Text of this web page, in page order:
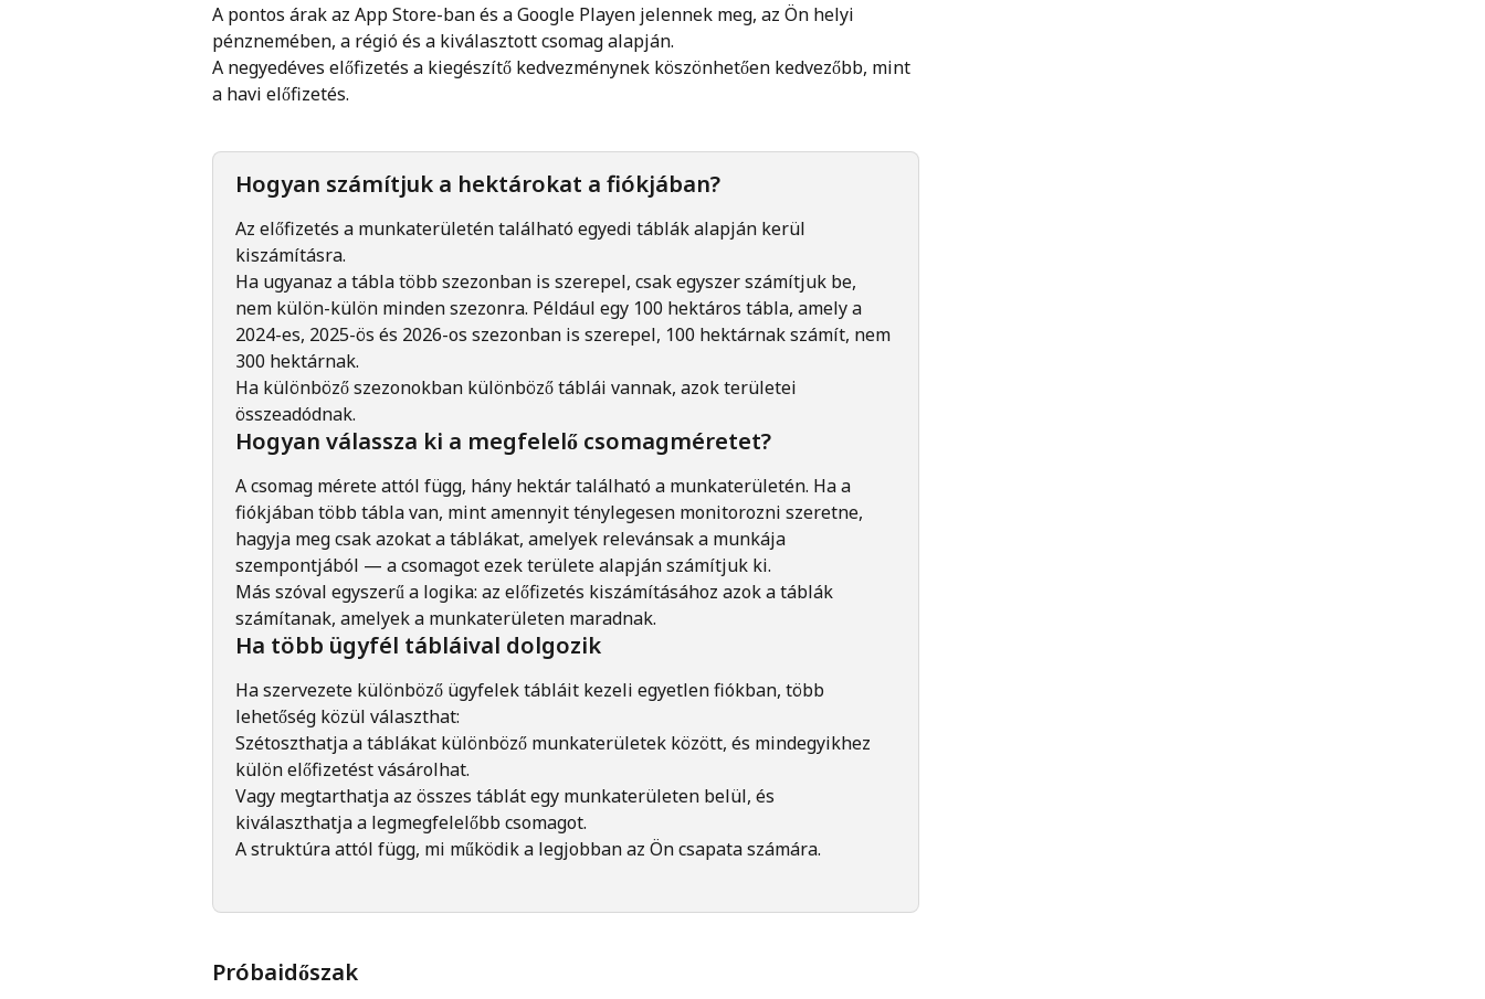
A pontos árak az App Store-ban és a Google Playen jelennek meg, az Ön helyi
pénznemében, a régió és a kiválasztott csomag alapján.
A negyedéves előfizetés a kiegészítő kedvezménynek köszönhetően kedvezőbb, mint
a havi előfizetés.
Hogyan számítjuk a hektárokat a fiókjában?
Az előfizetés a munkaterületén található egyedi táblák alapján kerül
kiszámításra.
Ha ugyanaz a tábla több szezonban is szerepel, csak egyszer számítjuk be,
nem külön-külön minden szezonra. Például egy 100 hektáros tábla, amely a
2024-es, 2025-ös és 2026-os szezonban is szerepel, 100 hektárnak számít, nem
300 hektárnak.
Ha különböző szezonokban különböző táblái vannak, azok területei
összeadódnak.
Hogyan válassza ki a megfelelő csomagméretet?
A csomag mérete attól függ, hány hektár található a munkaterületén. Ha a
fiókjában több tábla van, mint amennyit ténylegesen monitorozni szeretne,
hagyja meg csak azokat a táblákat, amelyek relevánsak a munkája
szempontjából — a csomagot ezek területe alapján számítjuk ki.
Más szóval egyszerű a logika: az előfizetés kiszámításához azok a táblák
számítanak, amelyek a munkaterületen maradnak.
Ha több ügyfél tábláival dolgozik
Ha szervezete különböző ügyfelek tábláit kezeli egyetlen fiókban, több
lehetőség közül választhat:
Szétoszthatja a táblákat különböző munkaterületek között, és mindegyikhez
külön előfizetést vásárolhat.
Vagy megtarthatja az összes táblát egy munkaterületen belül, és
kiválaszthatja a legmegfelelőbb csomagot.
A struktúra attól függ, mi működik a legjobban az Ön csapata számára.
Próbaidőszak